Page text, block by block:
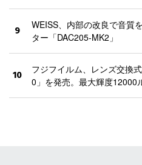
9
WEISS、内部の改良で音質
ター「DAC205-MK2」
10
フジフイルム、レンズ交換
0」を発売。最大輝度12000